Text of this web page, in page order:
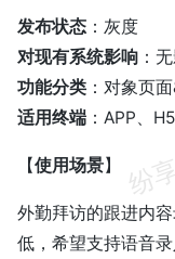
发布状态 ：灰度
对现有系统影响 ：
功能分类 ：对象页
适用终端 ：APP、
【使用场景】
外勤拜访的跟进内
低，希望支持语音